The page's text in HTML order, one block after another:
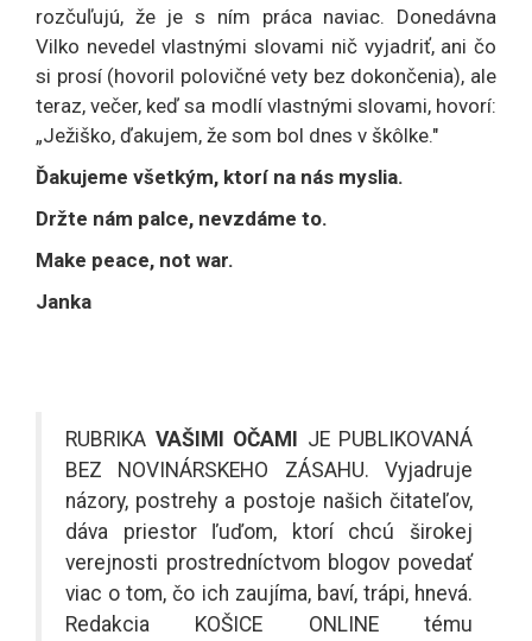
rozčuľujú, že je s ním práca naviac. Donedávna
Vilko nevedel vlastnými slovami nič vyjadriť, ani čo
si prosí (hovoril polovičné vety bez dokončenia), ale
teraz, večer, keď sa modlí vlastnými slovami, hovorí:
„Ježiško, ďakujem, že som bol dnes v škôlke."
Ďakujeme všetkým, ktorí na nás myslia.
Držte nám palce, nevzdáme to.
Make peace, not war.
Janka
RUBRIKA VAŠIMI OČAMI JE PUBLIKOVANÁ
BEZ NOVINÁRSKEHO ZÁSAHU. Vyjadruje
názory, postrehy a postoje našich čitateľov,
dáva priestor ľuďom, ktorí chcú širokej
verejnosti prostredníctvom blogov povedať
viac o tom, čo ich zaujíma, baví, trápi, hnevá.
Redakcia KOŠICE ONLINE tému